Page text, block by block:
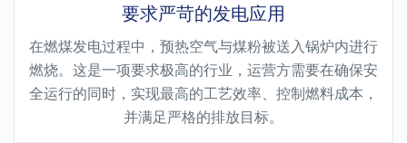
要求严苛的发电应用
在燃煤发电过程中，预热空气与煤粉被送入锅炉内进行
燃烧。这是一项要求极高的行业，运营方需要在确保安
全运行的同时，实现最高的工艺效率、控制燃料成本，
并满足严格的排放目标。